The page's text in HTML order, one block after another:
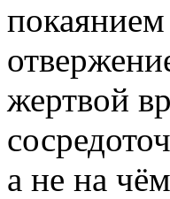
жертвой
а не на